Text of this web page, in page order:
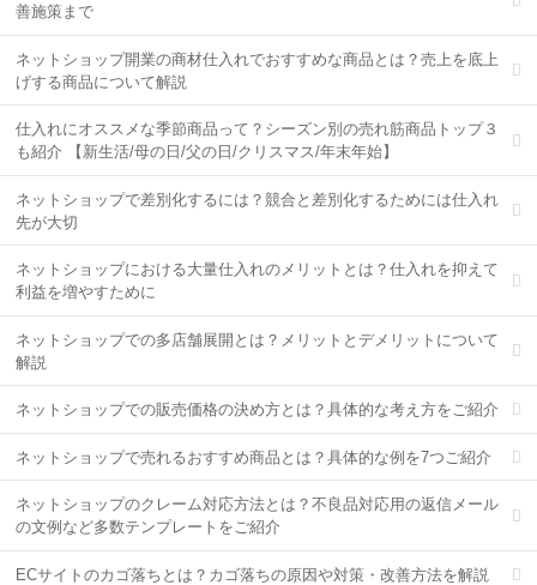
善施策まで
ネットショップ開業の商材仕入れでおすすめな商品とは？売上を底上
げする商品について解説
仕入れにオススメな季節商品って？シーズン別の売れ筋商品トップ３
も紹介 【新生活/母の日/父の日/クリスマス/年末年始】
ネットショップで差別化するには？競合と差別化するためには仕入れ
先が大切
ネットショップにおける大量仕入れのメリットとは？仕入れを抑えて
利益を増やすために
ネットショップでの多店舗展開とは？メリットとデメリットについて
解説
ネットショップでの販売価格の決め方とは？具体的な考え方をご紹介
ネットショップで売れるおすすめ商品とは？具体的な例を7つご紹介
ネットショップのクレーム対応方法とは？不良品対応用の返信メール
の文例など多数テンプレートをご紹介
ECサイトのカゴ落ちとは？カゴ落ちの原因や対策・改善方法を解説